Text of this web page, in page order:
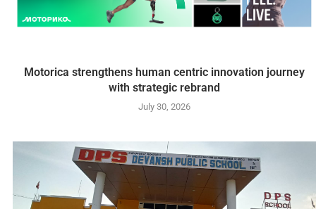
Motorica strengthens human centric innovation journey
with strategic rebrand
July 30, 2026